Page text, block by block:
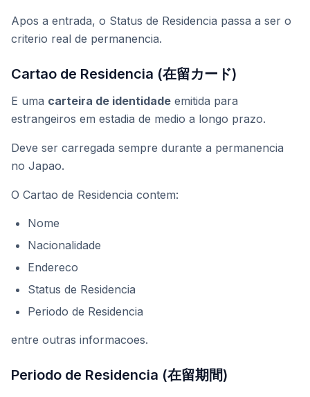
Apos a entrada, o Status de Residencia passa a ser o
criterio real de permanencia.
Cartao de Residencia (在留カード)
E uma carteira de identidade emitida para
estrangeiros em estadia de medio a longo prazo.
Deve ser carregada sempre durante a permanencia
no Japao.
O Cartao de Residencia contem:
Nome
Nacionalidade
Endereco
Status de Residencia
Periodo de Residencia
entre outras informacoes.
Periodo de Residencia (在留期間)